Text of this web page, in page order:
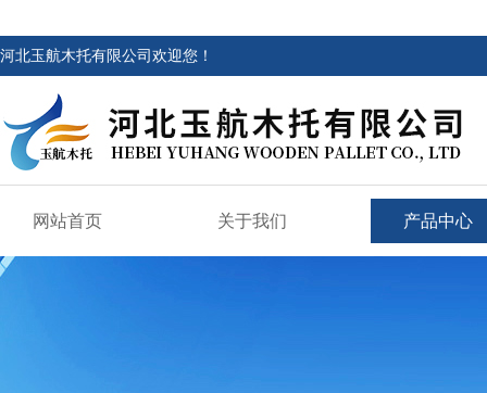
河北玉航木托有限公司欢迎您！
网站首页 关于我们 产品中心